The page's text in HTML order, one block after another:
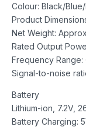
Colour: Black/
Product
Net Weight:
Rated Output
Frequency
Signal-to-noise
Battery
Lithium-ion, 7.2V,
Battery Charging: